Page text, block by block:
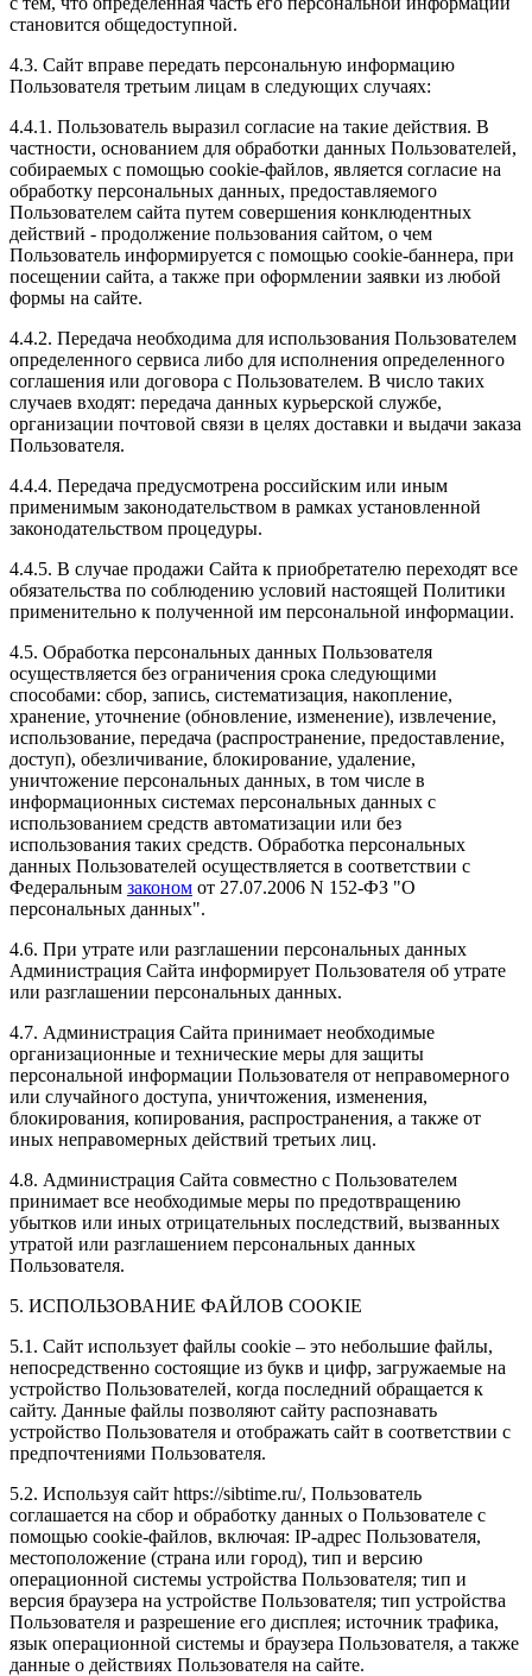
становится общедоступной.
4.3. Сайт вправе передать персональную информацию
Пользователя третьим лицам в следующих случаях:
4.4.1. Пользователь выразил согласие на такие действия. В
частности, основанием для обработки данных Пользователей,
собираемых с помощью cookie-файлов, является согласие на
обработку персональных данных, предоставляемого
Пользователем сайта путем совершения конклюдентных
действий - продолжение пользования сайтом, о чем
Пользователь информируется с помощью cookie-баннера, при
посещении сайта, а также при оформлении заявки из любой
формы на сайте.
4.4.2. Передача необходима для использования Пользователем
определенного сервиса либо для исполнения определенного
соглашения или договора с Пользователем. В число таких
случаев входят: передача данных курьерской службе,
организации почтовой связи в целях доставки и выдачи заказа
Пользователя.
4.4.4. Передача предусмотрена российским или иным
применимым законодательством в рамках установленной
законодательством процедуры.
4.4.5. В случае продажи Сайта к приобретателю переходят все
обязательства по соблюдению условий настоящей Политики
применительно к полученной им персональной информации.
4.5. Обработка персональных данных Пользователя
осуществляется без ограничения срока следующими
способами: сбор, запись, систематизация, накопление,
хранение, уточнение (обновление, изменение), извлечение,
использование, передача (распространение, предоставление,
доступ), обезличивание, блокирование, удаление,
уничтожение персональных данных, в том числе в
информационных системах персональных данных с
использованием средств автоматизации или без
использования таких средств. Обработка персональных
данных Пользователей осуществляется в соответствии с
Федеральным законом от 27.07.2006 N 152-ФЗ "О
персональных данных".
4.6. При утрате или разглашении персональных данных
Администрация Сайта информирует Пользователя об утрате
или разглашении персональных данных.
4.7. Администрация Сайта принимает необходимые
организационные и технические меры для защиты
персональной информации Пользователя от неправомерного
или случайного доступа, уничтожения, изменения,
блокирования, копирования, распространения, а также от
иных неправомерных действий третьих лиц.
4.8. Администрация Сайта совместно с Пользователем
принимает все необходимые меры по предотвращению
убытков или иных отрицательных последствий, вызванных
утратой или разглашением персональных данных
Пользователя.
5. ИСПОЛЬЗОВАНИЕ ФАЙЛОВ COOKIE
5.1. Сайт использует файлы cookie – это небольшие файлы,
непосредственно состоящие из букв и цифр, загружаемые на
устройство Пользователей, когда последний обращается к
сайту. Данные файлы позволяют сайту распознавать
устройство Пользователя и отображать сайт в соответствии с
предпочтениями Пользователя.
5.2. Используя сайт https://sibtime.ru/, Пользователь
соглашается на сбор и обработку данных о Пользователе с
помощью cookie-файлов, включая: IP-адрес Пользователя,
местоположение (страна или город), тип и версию
операционной системы устройства Пользователя; тип и
версия браузера на устройстве Пользователя; тип устройства
Пользователя и разрешение его дисплея; источник трафика,
язык операционной системы и браузера Пользователя, а также
данные о действиях Пользователя на сайте.